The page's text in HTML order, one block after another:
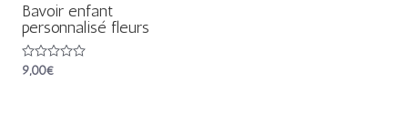
Bavoir enfant
personnalisé fleurs
Note
9,00€